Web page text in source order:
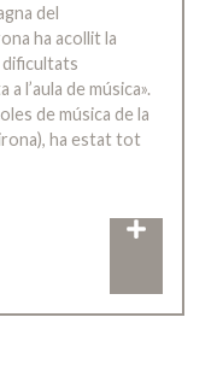
del
ha acollit la
dificultats
l’aula de música».
de música de la
ha estat tot